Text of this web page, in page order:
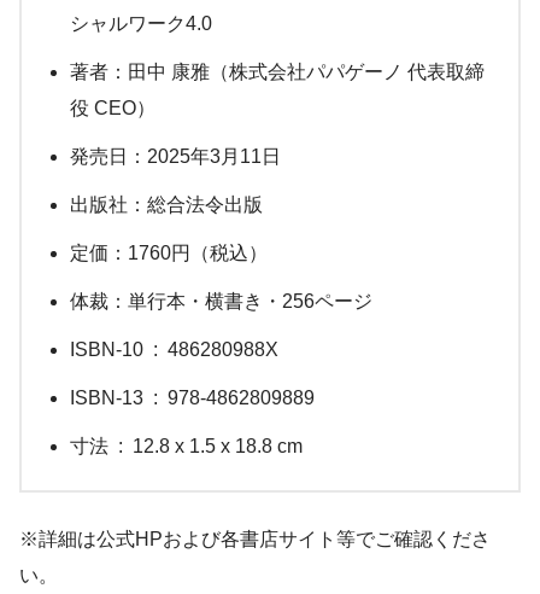
シャルワーク4.0
著者：田中 康雅（株式会社パパゲーノ 代表取締
役 CEO）
発売日：2025年3月11日
出版社：総合法令出版
定価：1760円（税込）
体裁：単行本・横書き・256ページ
ISBN-10 ‏ : ‎ 486280988X
ISBN-13 ‏ : ‎ 978-4862809889
寸法 ‏ : ‎ 12.8 x 1.5 x 18.8 cm
※詳細は公式HPおよび各書店サイト等でご確認くださ
い。